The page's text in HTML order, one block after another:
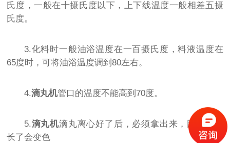
氏度，一般在十摄氏度以下，上下线温度一般相差五摄
氏度。
3.化料时一般油浴温度在一百摄氏度，料液温度在
65度时，可将油浴温度调到80左右。
4.滴丸机管口的温度不能高到70度。
5.滴丸机滴丸离心好了后，必须拿出来，因为时间
长了会变色